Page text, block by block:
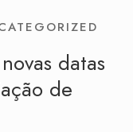
datas
de